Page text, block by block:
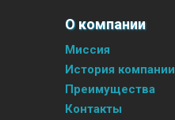
О компании
Миссия
История компании
Преимущества
Контакты